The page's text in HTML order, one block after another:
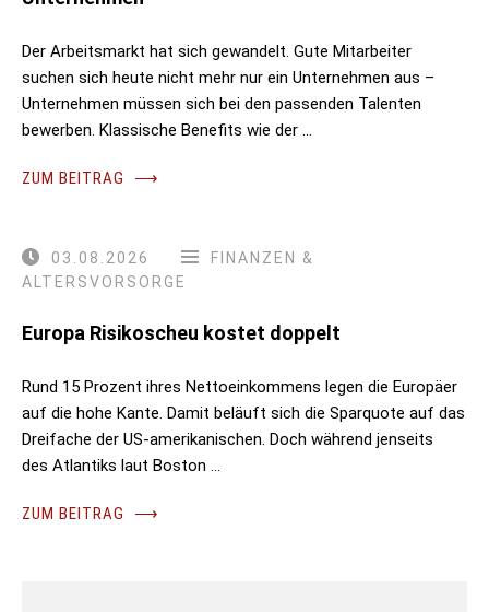
Der Arbeitsmarkt hat sich gewandelt. Gute Mitarbeiter
suchen sich heute nicht mehr nur ein Unternehmen aus –
Unternehmen müssen sich bei den passenden Talenten
bewerben. Klassische Benefits wie der …
ZUM BEITRAG ⟶
03.08.2026
FINANZEN &
ALTERSVORSORGE
Europa Risikoscheu kostet doppelt
Rund 15 Prozent ihres Nettoeinkommens legen die Europäer
auf die hohe Kante. Damit beläuft sich die Sparquote auf das
Dreifache der US-amerikanischen. Doch während jenseits
des Atlantiks laut Boston …
ZUM BEITRAG ⟶